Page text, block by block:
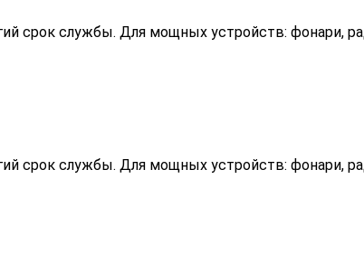
срок службы. Для мощных устройств: фонари,
срок службы. Для мощных устройств: фонари,